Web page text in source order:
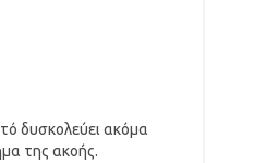
δυσκολεύει ακόμα
της ακοής.